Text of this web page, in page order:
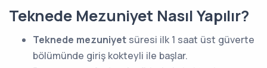
Teknede Mezuniyet Nasıl Yapılır?
Teknede mezuniyet süresi ilk 1 saat üst güverte
bölümünde giriş kokteyli ile başlar.